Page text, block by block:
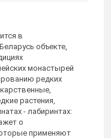
в
объекте,
монастырей
редких
растения,
- лабиринтах:
о
применяют